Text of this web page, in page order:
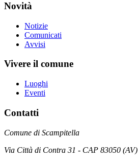
Novità
Notizie
Comunicati
Avvisi
Vivere il comune
Luoghi
Eventi
Contatti
Comune di Scampitella
Via Città di Contra 31 - CAP 83050 (AV)